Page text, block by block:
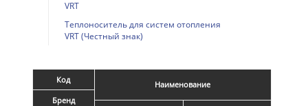
VRT
Теплоноситель для систем отопления
VRT (Честный знак)
Код
Бренд
Наименование